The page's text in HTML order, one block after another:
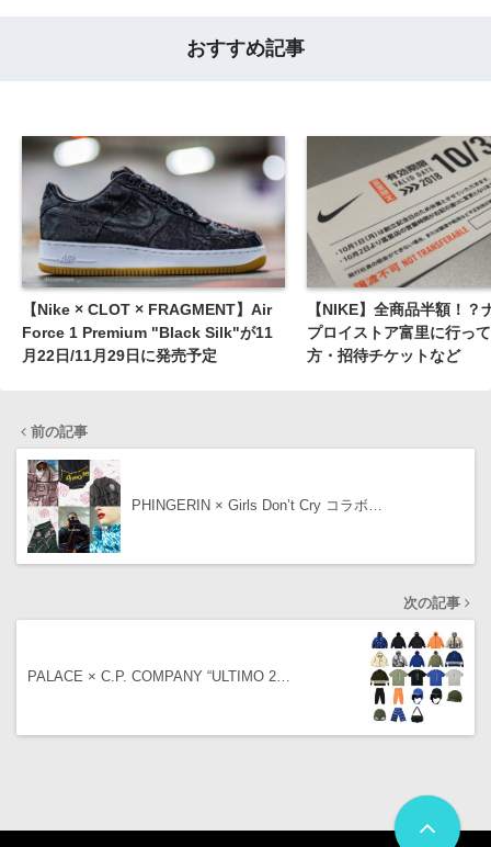
おすすめ記事
【Nike × CLOT × FRAGMENT】Air
Force 1 Premium "Black Silk"が11
月22日/11月29日に発売予定
【NIKE】全商品半額！？
プロイストア富里に行っ
方・招待チケットなど
前の記事
PHINGERIN × Girls Don’t Cry コラボ…
次の記事
PALACE × C.P. COMPANY “ULTIMO 2…